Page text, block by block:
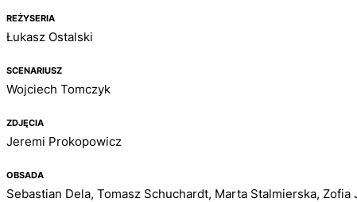
REŻYSERIA
Łukasz Ostalski
SCENARIUSZ
Wojciech Tomczyk
ZDJĘCIA
Jeremi Prokopowicz
OBSADA
Sebastian Dela, Tomasz Schuchardt, Marta Stalmierska, Zofia